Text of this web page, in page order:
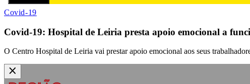
Covid-19
Covid-19: Hospital de Leiria presta apoio emocional a
O Centro Hospital de Leiria vai prestar apoio emocional aos seus